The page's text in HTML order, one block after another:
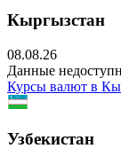
Кыргызстан
08.08.26
Данные
Курсы валют в
Узбекистан